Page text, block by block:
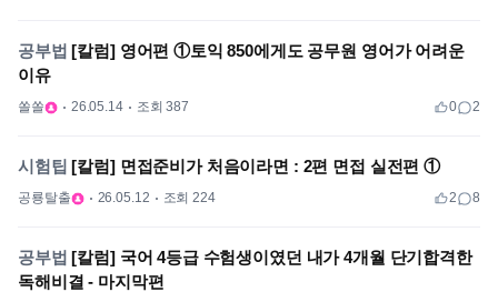
공부법 [칼럼] 영어편 ①토익 850에게도 공무원 영어가 어려운
이유
쏠쏠 26.05.14 조회 387 0 2
시험팁 [칼럼] 면접준비가 처음이라면 : 2편 면접 실전편 ①
공룡탈출 26.05.12 조회 224 2 8
공부법 [칼럼] 국어 4등급 수험생이였던 내가 4개월 단기합격한
독해비결 - 마지막편